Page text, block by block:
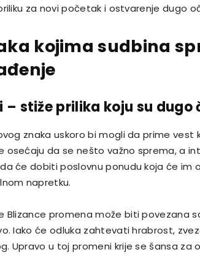
za novi početak i ostvarenje dugo
kojima sudbina
– stiže prilika koju su dugo
znaka uskoro bi mogli da prime
osećaju da se nešto važno sprema, a
će dobiti poslovnu ponudu koja će im
napretku.
Blizance promena može biti povezana
Iako će odluka zahtevati hrabrost,
Upravo u toj promeni krije se šansa za